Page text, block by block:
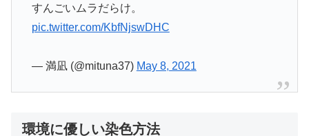
すんごいムラだらけ。
pic.twitter.com/KbfNjswDHC
— 満凪 (@mituna37) May 8, 2021
環境に優しい染色方法